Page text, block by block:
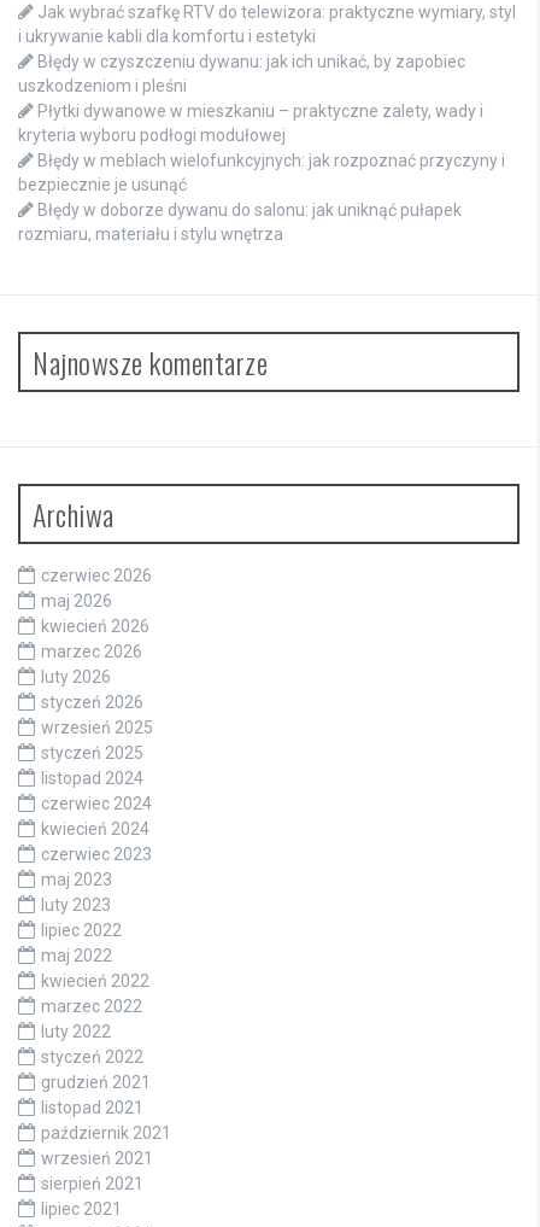
Jak wybrać szafkę RTV do telewizora: praktyczne wymiary, styl
i ukrywanie kabli dla komfortu i estetyki
Błędy w czyszczeniu dywanu: jak ich unikać, by zapobiec
uszkodzeniom i pleśni
Płytki dywanowe w mieszkaniu – praktyczne zalety, wady i
kryteria wyboru podłogi modułowej
Błędy w meblach wielofunkcyjnych: jak rozpoznać przyczyny i
bezpiecznie je usunąć
Błędy w doborze dywanu do salonu: jak uniknąć pułapek
rozmiaru, materiału i stylu wnętrza
Najnowsze komentarze
Archiwa
czerwiec 2026
maj 2026
kwiecień 2026
marzec 2026
luty 2026
styczeń 2026
wrzesień 2025
styczeń 2025
listopad 2024
czerwiec 2024
kwiecień 2024
czerwiec 2023
maj 2023
luty 2023
lipiec 2022
maj 2022
kwiecień 2022
marzec 2022
luty 2022
styczeń 2022
grudzień 2021
listopad 2021
październik 2021
wrzesień 2021
sierpień 2021
lipiec 2021